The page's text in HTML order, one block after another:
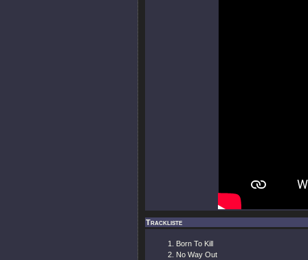
Trackliste
Born To Kill
No Way Out